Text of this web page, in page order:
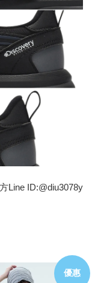
Line ID:@diu3078y
優惠